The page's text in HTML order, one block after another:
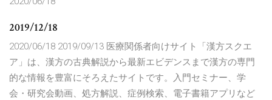
2019/12/18
2020/06/18 2019/09/13 医療関係者向けサイト「漢方スクエ
ア」は、漢方の古典解説から最新エビデンスまで漢方の専門
的な情報を豊富にそろえたサイトです。入門セミナー、学
会・研究会動画、処方解説、症例検索、電子書籍アプリなど